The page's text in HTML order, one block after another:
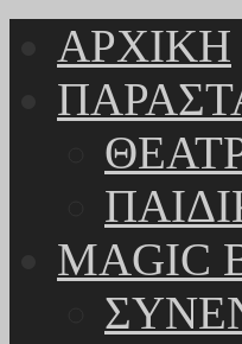
ΑΡΧΙΚΗ
MAGIC